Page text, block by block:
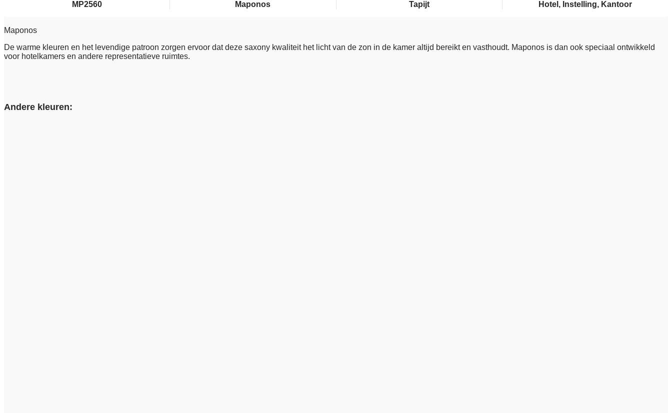
MP2560
Maponos
Tapijt
Hotel, Instelling, Kantoor
Maponos
De warme kleuren en het levendige patroon zorgen ervoor dat deze saxony kwaliteit het licht van de zon in de kamer altijd bereikt en vasthoudt. Maponos is dan ook speciaal ontwikkeld
voor hotelkamers en andere representatieve ruimtes.
Andere kleuren: